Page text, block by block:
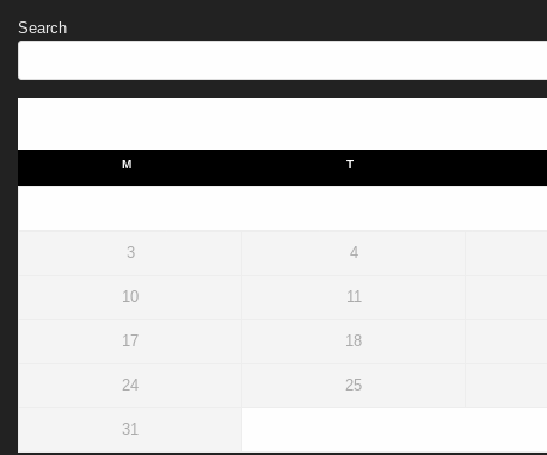
Search
M T
3 4
10 11
17 18
24 25
31